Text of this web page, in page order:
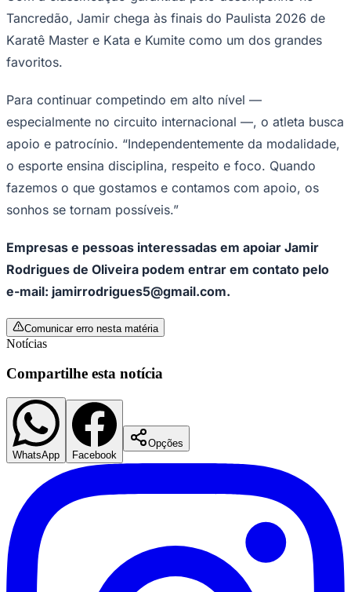
Palmeiras
Tancredão, Jamir chega às finais do Paulista 2026 de
Karatê Master e Kata e Kumite como um dos grandes
favoritos.
Para continuar competindo em alto nível —
especialmente no circuito internacional —, o atleta busca
apoio e patrocínio. “Independentemente da modalidade,
o esporte ensina disciplina, respeito e foco. Quando
fazemos o que gostamos e contamos com apoio, os
sonhos se tornam possíveis.”
Empresas e pessoas interessadas em apoiar Jamir
Rodrigues de Oliveira podem entrar em contato pelo
e-mail: jamirrodrigues5@gmail.com.
Comunicar erro nesta matéria
Notícias
Compartilhe esta notícia
WhatsApp Facebook
Opções